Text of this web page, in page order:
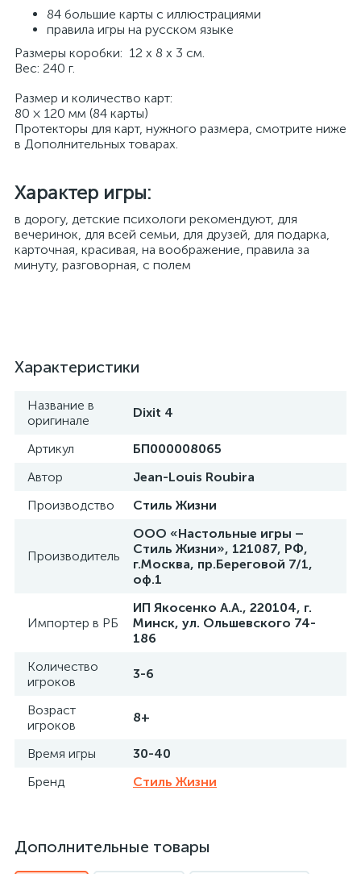
84 большие карты с иллюстрациями
правила игры на русском языке
Размеры коробки: 12 х 8 х 3 см.
Вес: 240 г.
Размер и количество карт:
80 × 120 мм (84 карты)
Протекторы для карт, нужного размера, смотрите ниже
в Дополнительных товарах.
Характер игры:
​в дорогу, детские психологи рекомендуют, для
вечеринок, для всей семьи, для друзей, для подарка,
карточная, красивая, на воображение, правила за
минуту, разговорная, с полем
Характеристики
Название в
оригинале
Dixit 4
Артикул
БП000008065
Автор
Jean-Louis Roubira
Производство
Стиль Жизни
Производитель
ООО «Настольные игры –
Стиль Жизни», 121087, РФ,
г.Москва, пр.Береговой 7/1,
оф.1
Импортер в РБ
ИП Якосенко А.А., 220104, г.
Минск, ул. Ольшевского 74-
186
Количество
игроков
3-6
Возраст
игроков
8+
Время игры
30-40
Бренд
Стиль Жизни
Дополнительные товары